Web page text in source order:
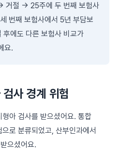
거절 → 25주에 두 번째 보험사
번째 보험사에서 5년 부담보
후에도 다른 보험사 비교가
요.
사 경계 위험
아 검사를 받으셨어요. 통합
로 분류되었고, 산부인과에서
으셨어요.